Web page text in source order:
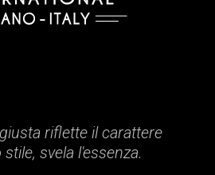
riflette il carattere
svela l'essenza.